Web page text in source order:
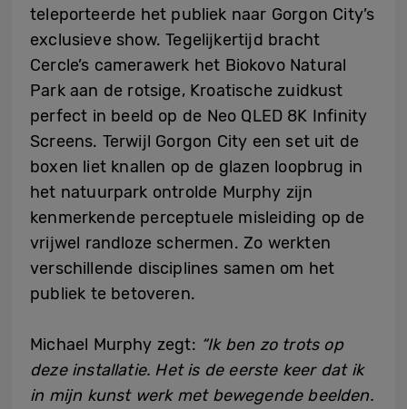
teleporteerde het publiek naar Gorgon City’s
exclusieve show. Tegelijkertijd bracht
Cercle’s camerawerk het Biokovo Natural
Park aan de rotsige, Kroatische zuidkust
perfect in beeld op de Neo QLED 8K Infinity
Screens. Terwijl Gorgon City een set uit de
boxen liet knallen op de glazen loopbrug in
het natuurpark ontrolde Murphy zijn
kenmerkende perceptuele misleiding op de
vrijwel randloze schermen. Zo werkten
verschillende disciplines samen om het
publiek te betoveren.
Michael Murphy zegt: “Ik ben zo trots op
deze installatie. Het is de eerste keer dat ik
in mijn kunst werk met bewegende beelden.